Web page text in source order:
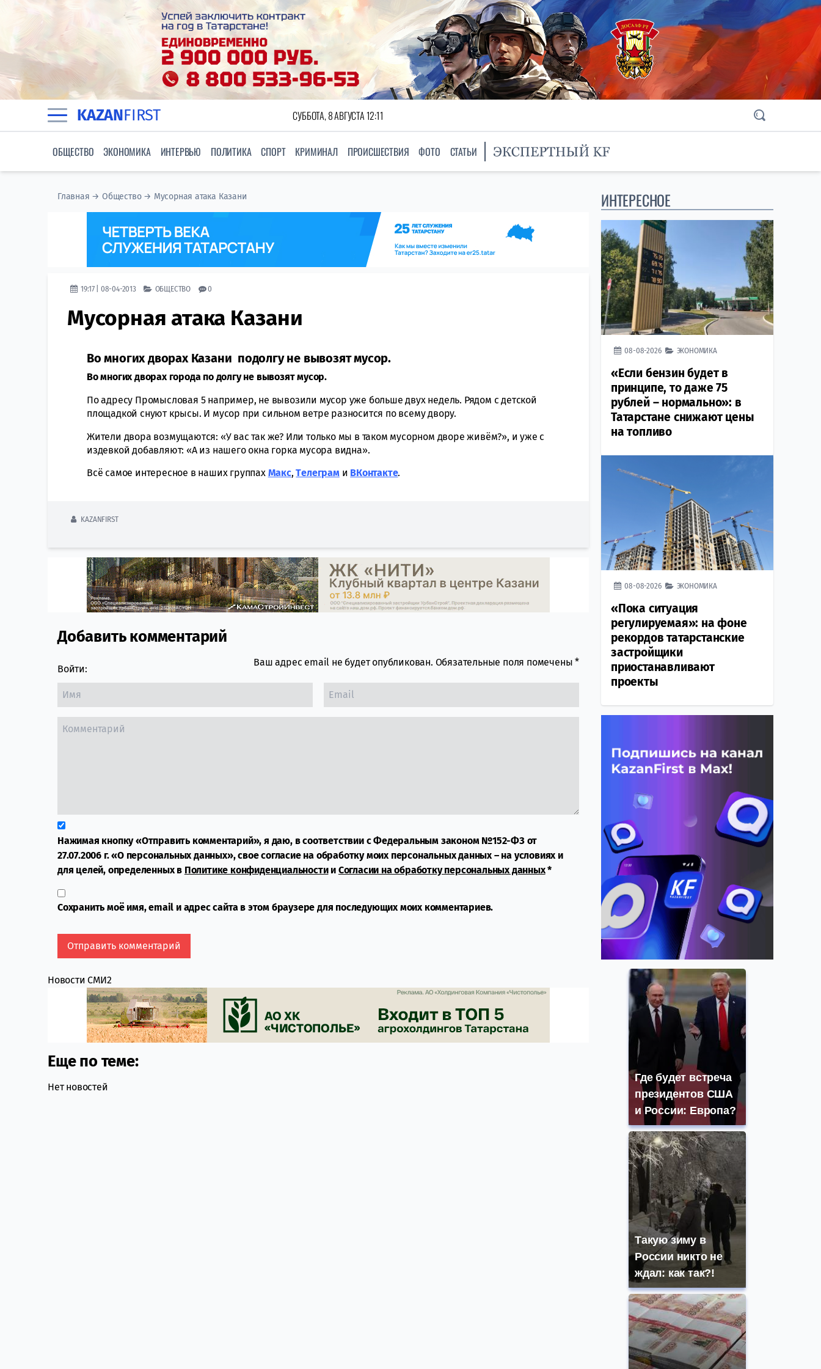
KAZANFIRST СУББОТА, 8 АВГУСТА 12:11
ОБЩЕСТВО ЭКОНОМИКА ИНТЕРВЬЮ ПОЛИТИКА СПОРТ КРИМИНАЛ ПРОИСШЕСТВИЯ ФОТО СТАТЬИ
Главная →Общество→ Мусорная атака Казани
19:17 | 08-04-2013 ОБЩЕСТВО 0
Мусорная атака Казани
Во многих дворах Казани подолгу не вывозят мусор.
Во многих дворах города по долгу не вывозят мусор.
По адресу Промысловая 5 например, не вывозили мусор уже больше двух недель. Рядом с детской
площадкой снуют крысы. И мусор при сильном ветре разносится по всему двору.
Жители двора возмущаются: «У вас так же? Или только мы в таком мусорном дворе живём?», и уже с
издевкой добавляют: «А из нашего окна горка мусора видна».
Всё самое интересное в наших группах Макс,Tелеграми ВКонтакте.
KAZANFIRST
Comment section
Добавить комментарий
Войти:
Ваш адрес email не будет опубликован. Обязательные поля помечены*
Нажимая кнопку «Отправить комментарий», я даю, в соответствии с Федеральным законом №152-ФЗ от
27.07.2006 г. «О персональных данных», свое согласие на обработку моих персональных данных – на условиях и
для целей, определенных в Политике конфиденциальностии Согласии на обработку персональных данных*
Сохранить моё имя, email и адрес сайта в этом браузере для последующих моих комментариев.
Новости СМИ2
Еще по теме:
Нет новостей
ИНТЕРЕСНОЕ
08-08-2026 ЭКОНОМИКА
«Если бензин будет в
принципе, то даже 75
рублей – нормально»: в
Татарстане снижают цены
на топливо
08-08-2026 ЭКОНОМИКА
«Пока ситуация
регулируемая»: на фоне
рекордов татарстанские
застройщики
приостанавливают
проекты
Где будет встреча
президентов США
и России: Европа?
Такую зиму в
России никто не
ждал: как так?!